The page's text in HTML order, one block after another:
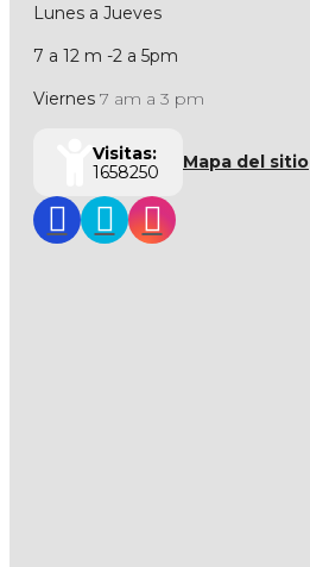
Lunes a Jueves
7 a 12 m -2 a 5pm
Viernes 7 am a 3 pm
Visitas:
1658250
Mapa del sitio